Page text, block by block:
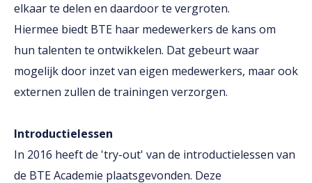
elkaar te delen en daardoor te vergroten.
Hiermee biedt BTE haar medewerkers de kans om
hun talenten te ontwikkelen. Dat gebeurt waar
mogelijk door inzet van eigen medewerkers, maar ook
externen zullen de trainingen verzorgen.
Introductielessen
In 2016 heeft de 'try-out' van de introductielessen van
de BTE Academie plaatsgevonden. Deze